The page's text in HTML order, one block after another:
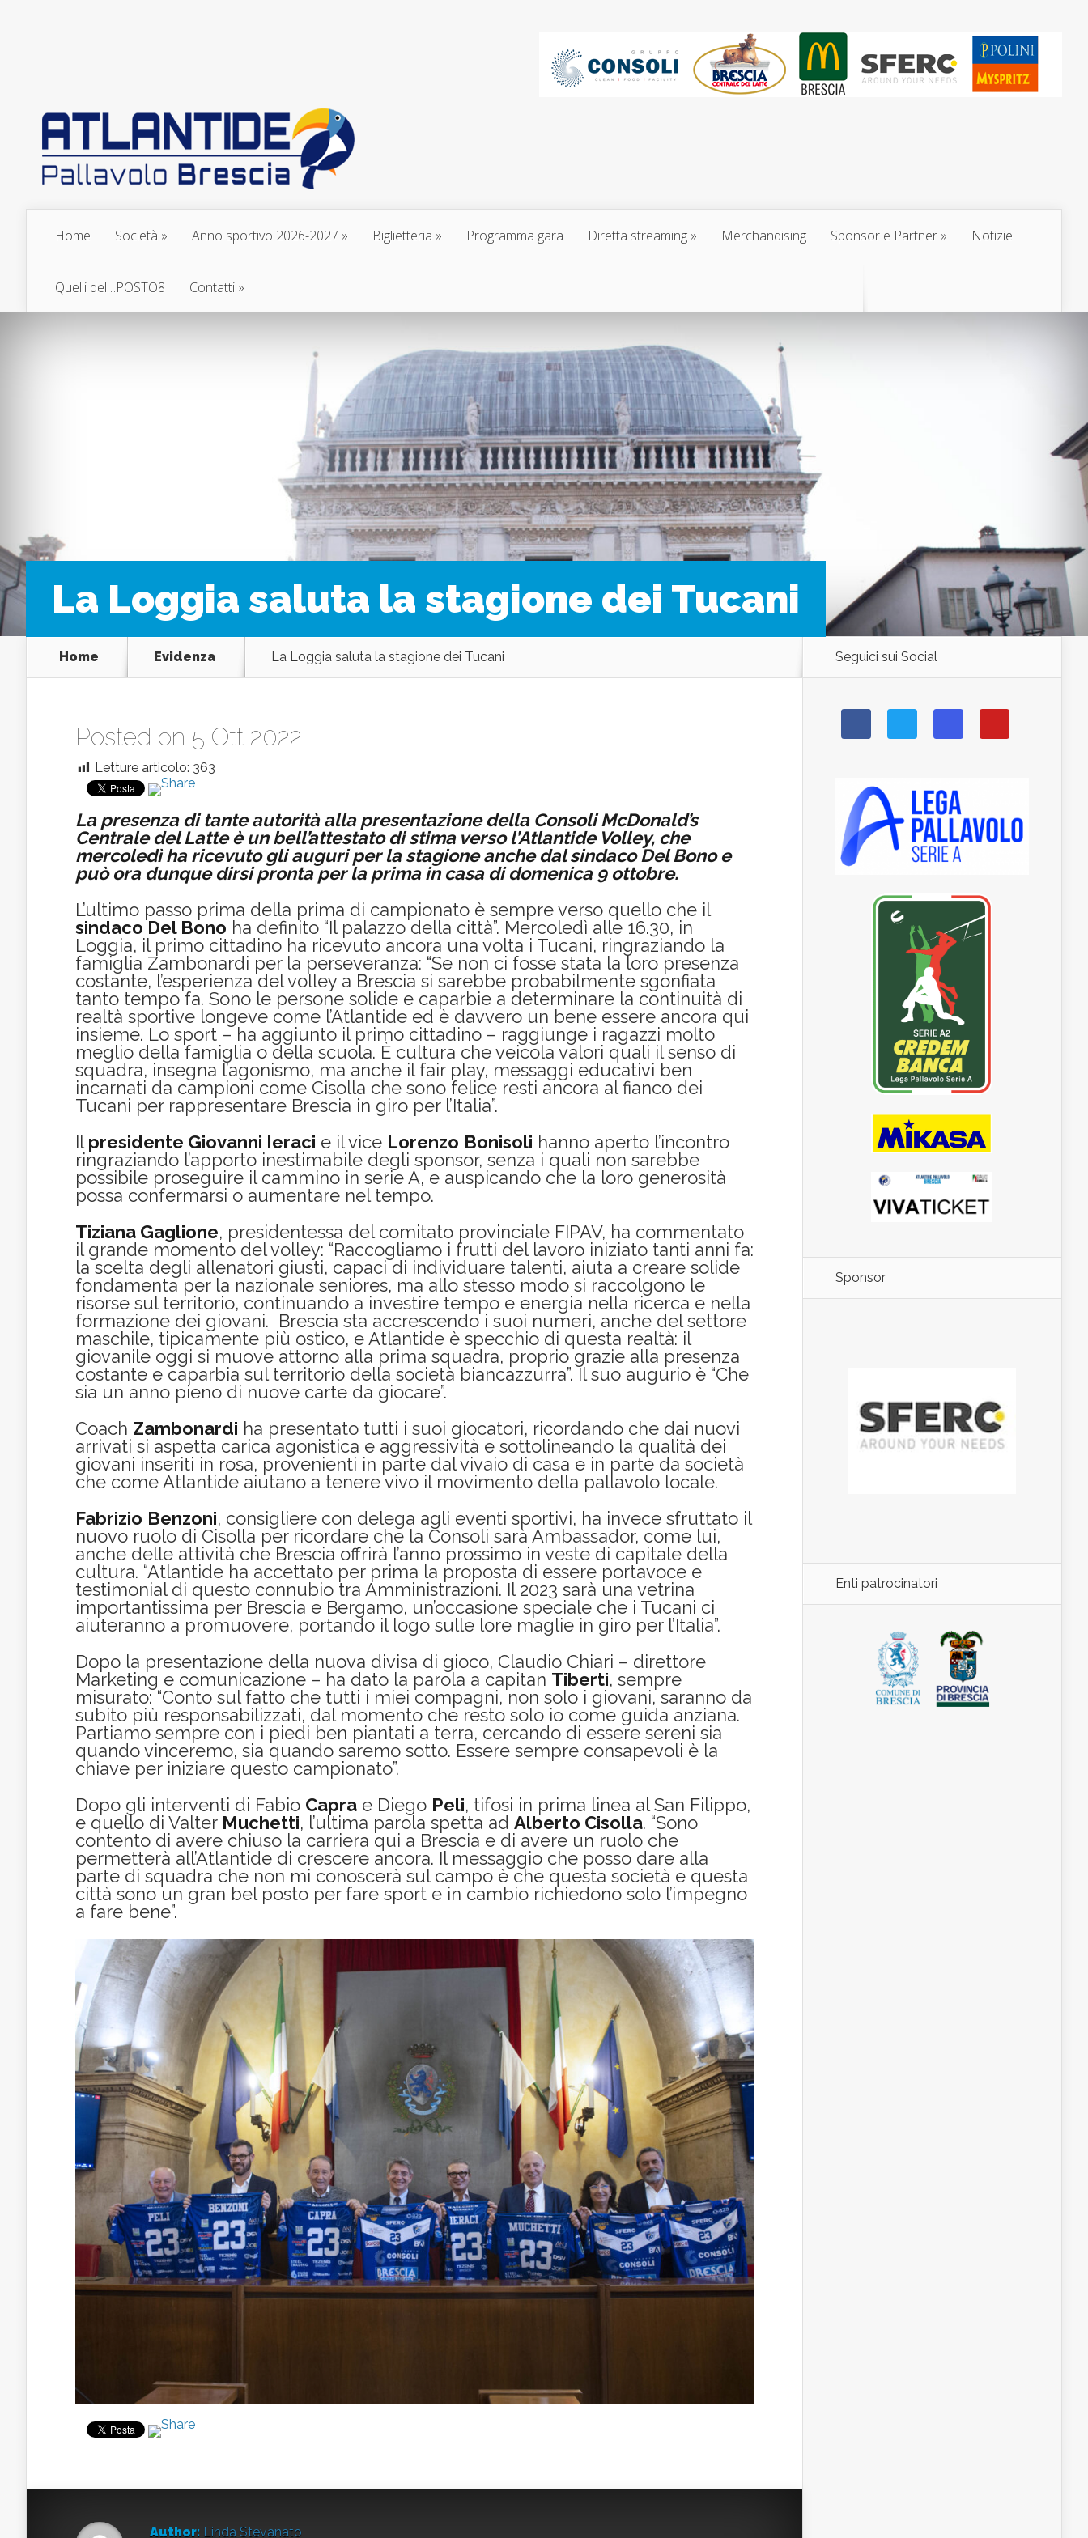
Home Società Anno sportivo 2026-2027 Biglietteria Programma gara Diretta streaming Merchandising Sponsor e Partner Notizie
Quelli del…POSTO8 Contatti
La Loggia saluta la stagione dei Tucani
Home Evidenza La Loggia saluta la stagione dei Tucani
Posted on 5 Ott 2022
Letture articolo: 363
La presenza di tante autorità alla presentazione della Consoli McDonald’s
Centrale del Latte è un bell’attestato di stima verso l’Atlantide Volley, che
mercoledì ha ricevuto gli auguri per la stagione anche dal sindaco Del Bono e
può ora dunque dirsi pronta per la prima in casa di domenica 9 ottobre.
L’ultimo passo prima della prima di campionato è sempre verso quello che il
sindaco Del Bono ha definito “Il palazzo della città”. Mercoledì alle 16.30, in
Loggia, il primo cittadino ha ricevuto ancora una volta i Tucani, ringraziando la
famiglia Zambonardi per la perseveranza: “Se non ci fosse stata la loro presenza
costante, l’esperienza del volley a Brescia si sarebbe probabilmente sgonfiata
tanto tempo fa. Sono le persone solide e caparbie a determinare la continuità di
realtà sportive longeve come l’Atlantide ed è davvero un bene essere ancora qui
insieme. Lo sport – ha aggiunto il primo cittadino – raggiunge i ragazzi molto
meglio della famiglia o della scuola. È cultura che veicola valori quali il senso di
squadra, insegna l’agonismo, ma anche il fair play, messaggi educativi ben
incarnati da campioni come Cisolla che sono felice resti ancora al fianco dei
Tucani per rappresentare Brescia in giro per l’Italia”.
Il presidente Giovanni Ieraci e il vice Lorenzo Bonisoli hanno aperto l’incontro
ringraziando l’apporto inestimabile degli sponsor, senza i quali non sarebbe
possibile proseguire il cammino in serie A, e auspicando che la loro generosità
possa confermarsi o aumentare nel tempo.
Tiziana Gaglione, presidentessa del comitato provinciale FIPAV, ha commentato
il grande momento del volley: “Raccogliamo i frutti del lavoro iniziato tanti anni fa:
la scelta degli allenatori giusti, capaci di individuare talenti, aiuta a creare solide
fondamenta per la nazionale seniores, ma allo stesso modo si raccolgono le
risorse sul territorio, continuando a investire tempo e energia nella ricerca e nella
formazione dei giovani. Brescia sta accrescendo i suoi numeri, anche del settore
maschile, tipicamente più ostico, e Atlantide è specchio di questa realtà: il
giovanile oggi si muove attorno alla prima squadra, proprio grazie alla presenza
costante e caparbia sul territorio della società biancazzurra”. Il suo augurio è “Che
sia un anno pieno di nuove carte da giocare”.
Coach Zambonardi ha presentato tutti i suoi giocatori, ricordando che dai nuovi
arrivati si aspetta carica agonistica e aggressività e sottolineando la qualità dei
giovani inseriti in rosa, provenienti in parte dal vivaio di casa e in parte da società
che come Atlantide aiutano a tenere vivo il movimento della pallavolo locale.
Fabrizio Benzoni, consigliere con delega agli eventi sportivi, ha invece sfruttato il
nuovo ruolo di Cisolla per ricordare che la Consoli sarà Ambassador, come lui,
anche delle attività che Brescia offrirà l’anno prossimo in veste di capitale della
cultura. “Atlantide ha accettato per prima la proposta di essere portavoce e
testimonial di questo connubio tra Amministrazioni. Il 2023 sarà una vetrina
importantissima per Brescia e Bergamo, un’occasione speciale che i Tucani ci
aiuteranno a promuovere, portando il logo sulle lore maglie in giro per l’Italia”.
Dopo la presentazione della nuova divisa di gioco, Claudio Chiari – direttore
Marketing e comunicazione – ha dato la parola a capitan Tiberti, sempre
misurato: “Conto sul fatto che tutti i miei compagni, non solo i giovani, saranno da
subito più responsabilizzati, dal momento che resto solo io come guida anziana.
Partiamo sempre con i piedi ben piantati a terra, cercando di essere sereni sia
quando vinceremo, sia quando saremo sotto. Essere sempre consapevoli è la
chiave per iniziare questo campionato”.
Dopo gli interventi di Fabio Capra e Diego Peli, tifosi in prima linea al San Filippo,
e quello di Valter Muchetti, l’ultima parola spetta ad Alberto Cisolla. “Sono
contento di avere chiuso la carriera qui a Brescia e di avere un ruolo che
permetterà all’Atlantide di crescere ancora. Il messaggio che posso dare alla
parte di squadra che non mi conoscerà sul campo è che questa società e questa
città sono un gran bel posto per fare sport e in cambio richiedono solo l’impegno
a fare bene”.
Author: Linda Stevanato
Seguici sui Social
Sponsor
Enti patrocinatori